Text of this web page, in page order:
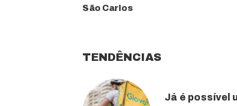
São Carlos
TENDÊNCIAS
Já é possível